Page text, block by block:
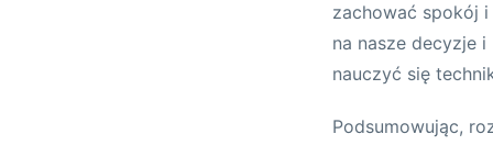
zachować spokój
na nasze decyzje
nauczyć się
Podsumowując,